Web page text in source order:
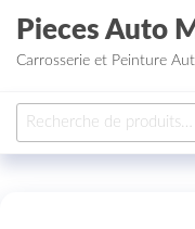
Aller au contenu
Pieces Auto
Carrosserie et Peinture
Recherche pour :